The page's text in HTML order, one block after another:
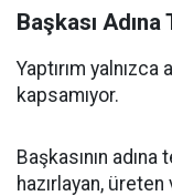
Başkası
Yaptırım
kapsamıyor.
Başkasının
hazırlayan, üreten